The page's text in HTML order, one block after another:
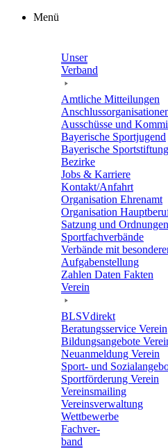
Zum
Menü
Unser
Verband
Amtli­che Mitteilungen
Ausschüsse und
Baye­ri­sche Sportjugend
Baye­ri­sche Sportstiftung
Bezirke
Jobs & Karriere
Kontakt/​​Anfahrt
Orga­ni­sa­tion Ehrenamt
Orga­ni­sa­tion
Satzung und Ordnungen
Sport­fach­ver­bände
Verbände mit
Aufgabenstellung
Zahlen Daten Fakten
Verein
BLSVdi­rekt
Bera­tungs­ser­vice Verein
Bildungs­an­ge­bote
Neuan­mel­dung Verein
Sport- und
Sport­för­de­rung Verein
Vereins­mai­ling
Vereins­ver­wal­tung
Wett­be­werbe
Fach­ver­
band